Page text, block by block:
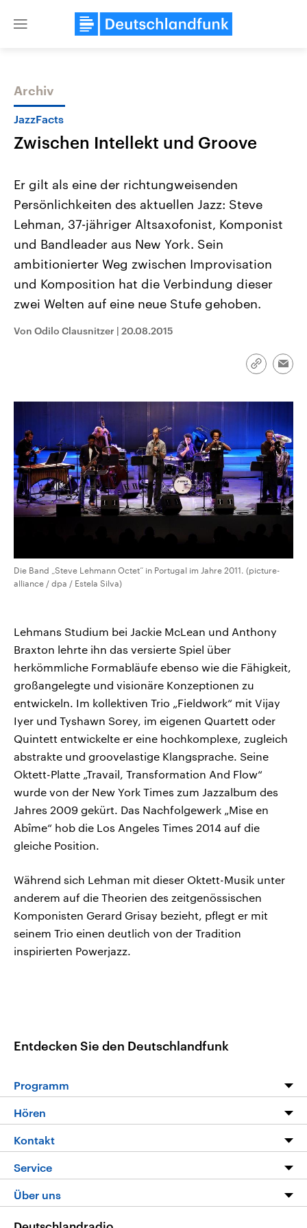
Close
Themen
Landtagswahl Sachsen-Anhalt
2026
Alle Informationen
Sachsen-Anhalt wählt am 6.
September 2026 einen neuen
Landtag. Seit 2021 wird das
Bundesland von einer Koalition aus
Umfragen, Prognosen,
Wahlprogramme, aktuelle Berichte
USA
Aktuelle Beiträge,
Hintergründe
Wirtschaftlich und
gehören die Vereinigten
den mächtigsten Ländern
mit großem Einfluss auf
Archiv
JazzFacts
Zwischen Intellekt und Groove
Er gilt als eine der richtungweisenden
Persönlichkeiten des aktuellen Jazz: Steve
Lehman, 37-jähriger Altsaxofonist, Komponist
und Bandleader aus New York. Sein
ambitionierter Weg zwischen Improvisation
und Komposition hat die Verbindung dieser
zwei Welten auf eine neue Stufe gehoben.
Von Odilo Clausnitzer | 20.08.2015
Link
Die Band „Steve Lehmann Octet“ in Portugal im Jahre 2011. (picture-
alliance / dpa / Estela Silva)
Lehmans Studium bei Jackie McLean und Anthony
Braxton lehrte ihn das versierte Spiel über
herkömmliche Formabläufe ebenso wie die Fähigkeit,
großangelegte und visionäre Konzeptionen zu
entwickeln. Im kollektiven Trio „Fieldwork“ mit Vijay
Iyer und Tyshawn Sorey, im eigenen Quartett oder
Quintett entwickelte er eine hochkomplexe, zugleich
abstrakte und groovelastige Klangsprache. Seine
Oktett-Platte „Travail, Transformation And Flow“
wurde von der New York Times zum Jazzalbum des
Jahres 2009 gekürt. Das Nachfolgewerk „Mise en
Abîme“ hob die Los Angeles Times 2014 auf die
gleiche Position.
Während sich Lehman mit dieser Oktett-Musik unter
anderem auf die Theorien des zeitgenössischen
Komponisten Gerard Grisay bezieht, pflegt er mit
seinem Trio einen deutlich von der Tradition
inspirierten Powerjazz.
Entdecken Sie den Deutschlandfunk
Programm
Programm
Die Nachrichten
Nachrichtenleicht
Neue Beiträge auf dlf.de
Hören
Livestream
Podcasts
Deutschlandfunk App
Nachrichten App
Kontakt
Hörerservice
Service
FAQ
Über uns